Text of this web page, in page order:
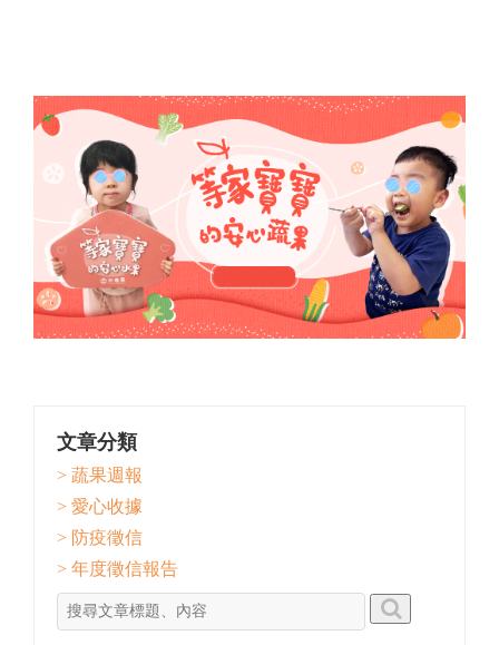
文章分類
> 蔬果週報
> 愛心收據
> 防疫徵信
> 年度徵信報告